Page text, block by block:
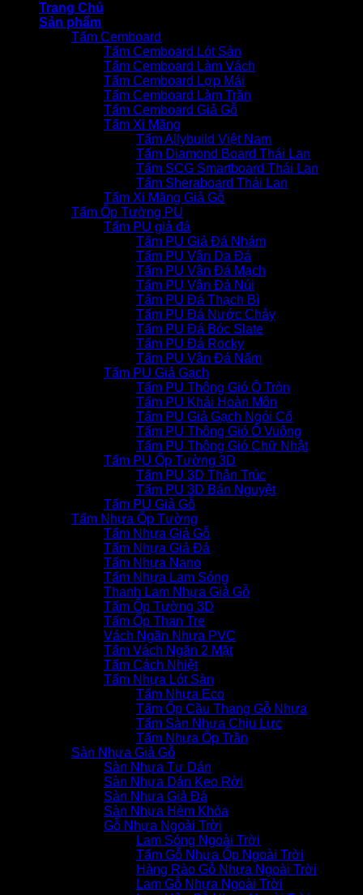
Trang Chủ
Sản phẩm
Tấm Cemboard
Tấm Cemboard Lót Sàn
Tấm Cemboard Làm Vách
Tấm Cemboard Lợp Mái
Tấm Cemboard Làm Trần
Tấm Cemboard Giả Gỗ
Tấm Xi Măng
Tấm Allybuild Việt Nam
Tấm Diamond Board Thái Lan
Tấm SCG Smartboard Thái Lan
Tấm Sheraboard Thái Lan
Tấm Xi Măng Giả Gỗ
Tấm Ốp Tường PU
Tấm PU giả đá
Tấm PU Giả Đá Nhám
Tấm PU Vân Da Đá
Tấm PU Vân Đá Mạch
Tấm PU Vân Đá Núi
Tấm PU Đá Thạch Bì
Tấm PU Đá Nước Chảy
Tấm PU Đá Bóc Slate
Tấm PU Đá Rocky
Tấm PU Vân Đá Nấm
Tấm PU Giả Gạch
Tấm PU Thông Gió Ô Tròn
Tấm PU Khải Hoàn Môn
Tấm PU Giả Gạch Ngói Cổ
Tấm PU Thông Gió Ô Vuông
Tấm PU Thông Gió Chữ Nhật
Tấm PU Ốp Tường 3D
Tấm PU 3D Thân Trúc
Tấm PU 3D Bán Nguyệt
Tấm PU Giả Gỗ
Tấm Nhựa Ốp Tường
Tấm Nhựa Giả Gỗ
Tấm Nhựa Giả Đá
Tấm Nhựa Nano
Tấm Nhựa Lam Sóng
Thanh Lam Nhựa Giả Gỗ
Tấm Ốp Tường 3D
Tấm Ốp Than Tre
Vách Ngăn Nhựa PVC
Tấm Vách Ngăn 2 Mặt
Tấm Cách Nhiệt
Tấm Nhựa Lót Sàn
Tấm Nhựa Eco
Tấm Ốp Cầu Thang Gỗ Nhựa
Tấm Sàn Nhựa Chịu Lực
Tấm Nhựa Ốp Trần
Sàn Nhựa Giả Gỗ
Sàn Nhựa Tự Dán
Sàn Nhựa Dán Keo Rời
Sàn Nhựa Giả Đá
Sàn Nhựa Hèm Khóa
Gỗ Nhựa Ngoài Trời
Lam Sóng Ngoài Trời
Tấm Gỗ Nhựa Ốp Ngoài Trời
Hàng Rào Gỗ Nhựa Ngoài Trời
Lam Gỗ Nhựa Ngoài Trời